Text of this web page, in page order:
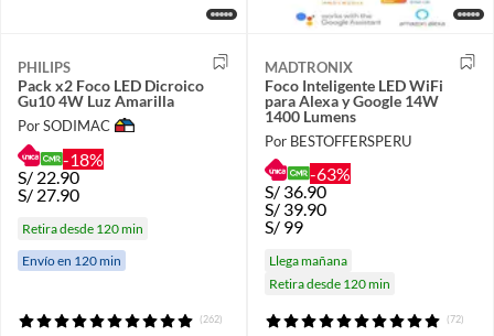
PHILIPS
Pack x2 Foco LED Dicroico
Gu10 4W Luz Amarilla
Por SODIMAC
-18%
S/ 22.90
S/ 27.90
Retira desde 120 min
Envío en 120 min
(262)
MADTRONIX
Foco Inteligente LED WiFi
para Alexa y Google 14W
1400 Lumens
Por BESTOFFERSPERU
-63%
S/ 36.90
S/ 39.90
S/ 99
Llega mañana
Retira desde 120 min
(72)